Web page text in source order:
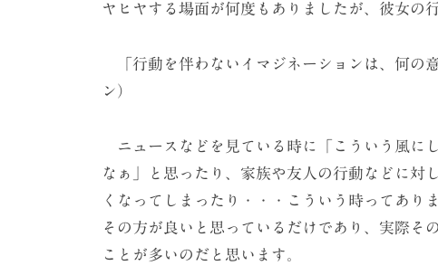
ヤヒヤする場面が何度もありましたが、彼女の
「行動を伴わないイマジネーションは、何の
ン）
ニュースなどを見ている時に「こういう風に
なぁ」と思ったり、家族や友人の行動などに対
くなってしまったり・・・こういう時ってあり
その方が良いと思っているだけであり、実際そ
ことが多いのだと思います。